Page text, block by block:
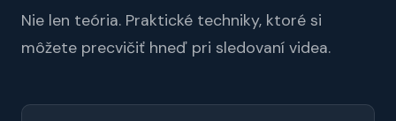
Nie len teória. Praktické techniky, ktoré si
môžete precvičiť hneď pri sledovaní videa.